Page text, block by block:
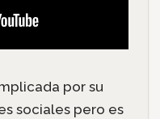
por su
sociales pero es